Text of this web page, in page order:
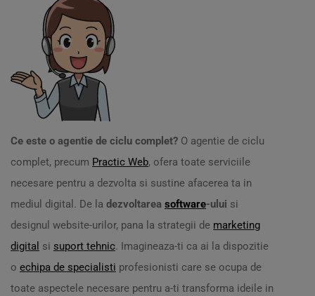
Ce este o agentie de ciclu complet? O agentie de ciclu
complet, precum Practic Web, ofera toate serviciile
necesare pentru a dezvolta si sustine afacerea ta in
mediul digital. De la dezvoltarea software-ului si
designul website-urilor, pana la strategii de marketing
digital si suport tehnic. Imagineaza-ti ca ai la dispozitie
o echipa de specialisti profesionisti care se ocupa de
toate aspectele necesare pentru a-ti transforma ideile in